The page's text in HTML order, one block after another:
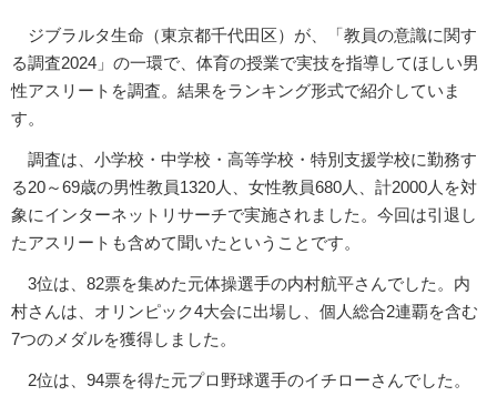
ジブラルタ生命（東京都千代田区）が、「教員の意識に関す
る調査2024」の一環で、体育の授業で実技を指導してほしい男
性アスリートを調査。結果をランキング形式で紹介していま
す。
調査は、小学校・中学校・高等学校・特別支援学校に勤務す
る20～69歳の男性教員1320人、女性教員680人、計2000人を対
象にインターネットリサーチで実施されました。今回は引退し
たアスリートも含めて聞いたということです。
3位は、82票を集めた元体操選手の内村航平さんでした。内
村さんは、オリンピック4大会に出場し、個人総合2連覇を含む
7つのメダルを獲得しました。
2位は、94票を得た元プロ野球選手のイチローさんでした。